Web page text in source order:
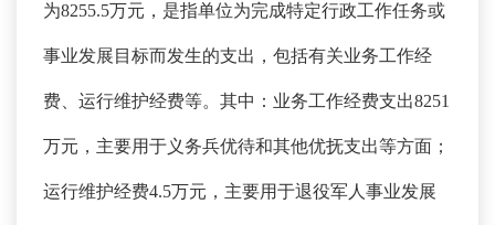
为8255.5万元，是指单位为完成特定行政工作任务或
事业发展目标而发生的支出，包括有关业务工作经
费、运行维护经费等。其中：业务工作经费支出8251
万元，主要用于义务兵优待和其他优抚支出等方面；
运行维护经费4.5万元，主要用于退役军人事业发展